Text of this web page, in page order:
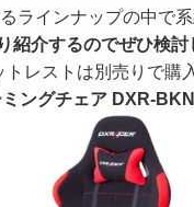
ラインナップの中で
紹介するのでぜひ検
トレストは別売りで購
ングチェア DXR-BKN